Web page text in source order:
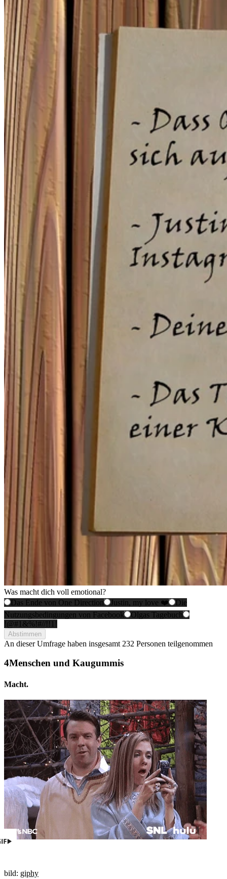
Was macht dich voll emotional?
Das Ende von One Direction
Justin, my love ❤️
Die
Nutzungsbedingungen von Facebook
Olgas Tagebuch
!@#1&%!#//!!1!
Abstimmen
An dieser Umfrage haben insgesamt 232 Personen teilgenommen
Menschen und Kaugummis
Macht.
bild: giphy